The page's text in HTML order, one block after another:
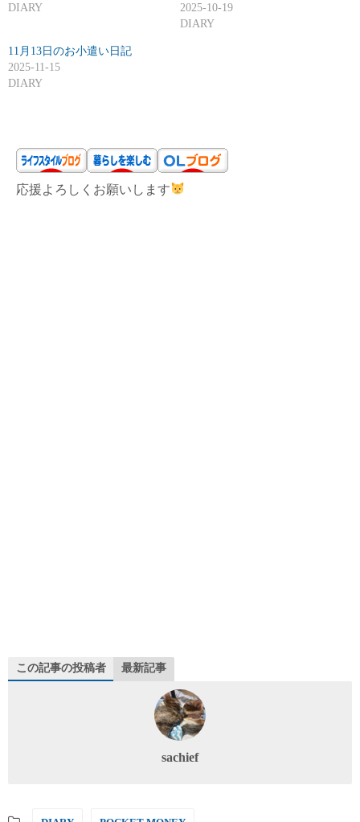
DIARY
2025-10-19
DIARY
11月13日のお小遣い日記
2025-11-15
DIARY
応援よろしくお願いします
この記事の投稿者 最新記事
sachief